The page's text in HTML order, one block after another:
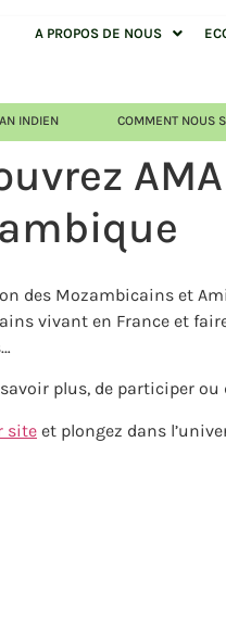
A PROPOS DE NOUS
INDIEN COMMENT NOUS
des Mozambicains et
vivant en France et
savoir plus, de participer
site et plongez dans